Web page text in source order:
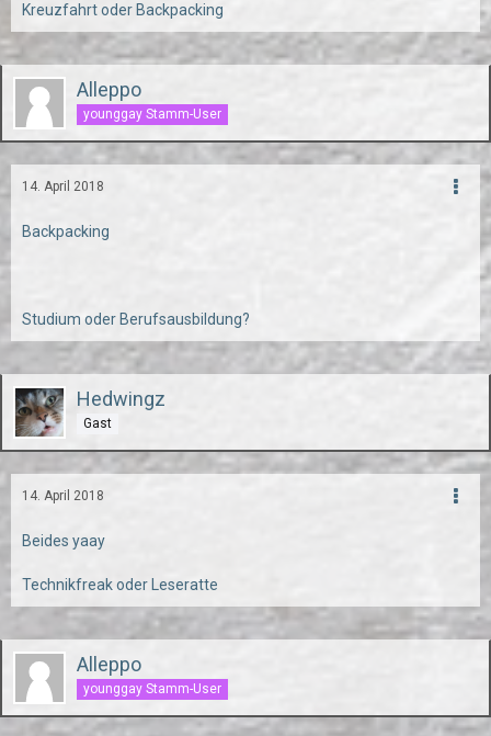
Kreuzfahrt oder Backpacking
Alleppo
younggay Stamm-User
14. April 2018
Backpacking
Studium oder Berufsausbildung?
Hedwingz
Gast
14. April 2018
Beides yaay
Technikfreak oder Leseratte
Alleppo
younggay Stamm-User